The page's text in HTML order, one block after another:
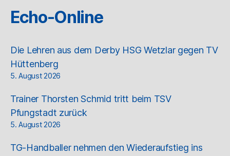
Echo-Online
Die Lehren aus dem Derby HSG Wetzlar gegen TV
Hüttenberg
5. August 2026
Trainer Thorsten Schmid tritt beim TSV
Pfungstadt zurück
5. August 2026
TG-Handballer nehmen den Wiederaufstieg ins